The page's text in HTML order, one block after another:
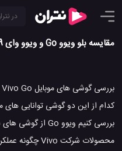
مقایسه بلو ویوو Go و ویوو وای 89
کدام از این دو گوشی توانایی های
محصولات شرکت Vivo چگونه عملکردی از خود به نمایش می گذارد.